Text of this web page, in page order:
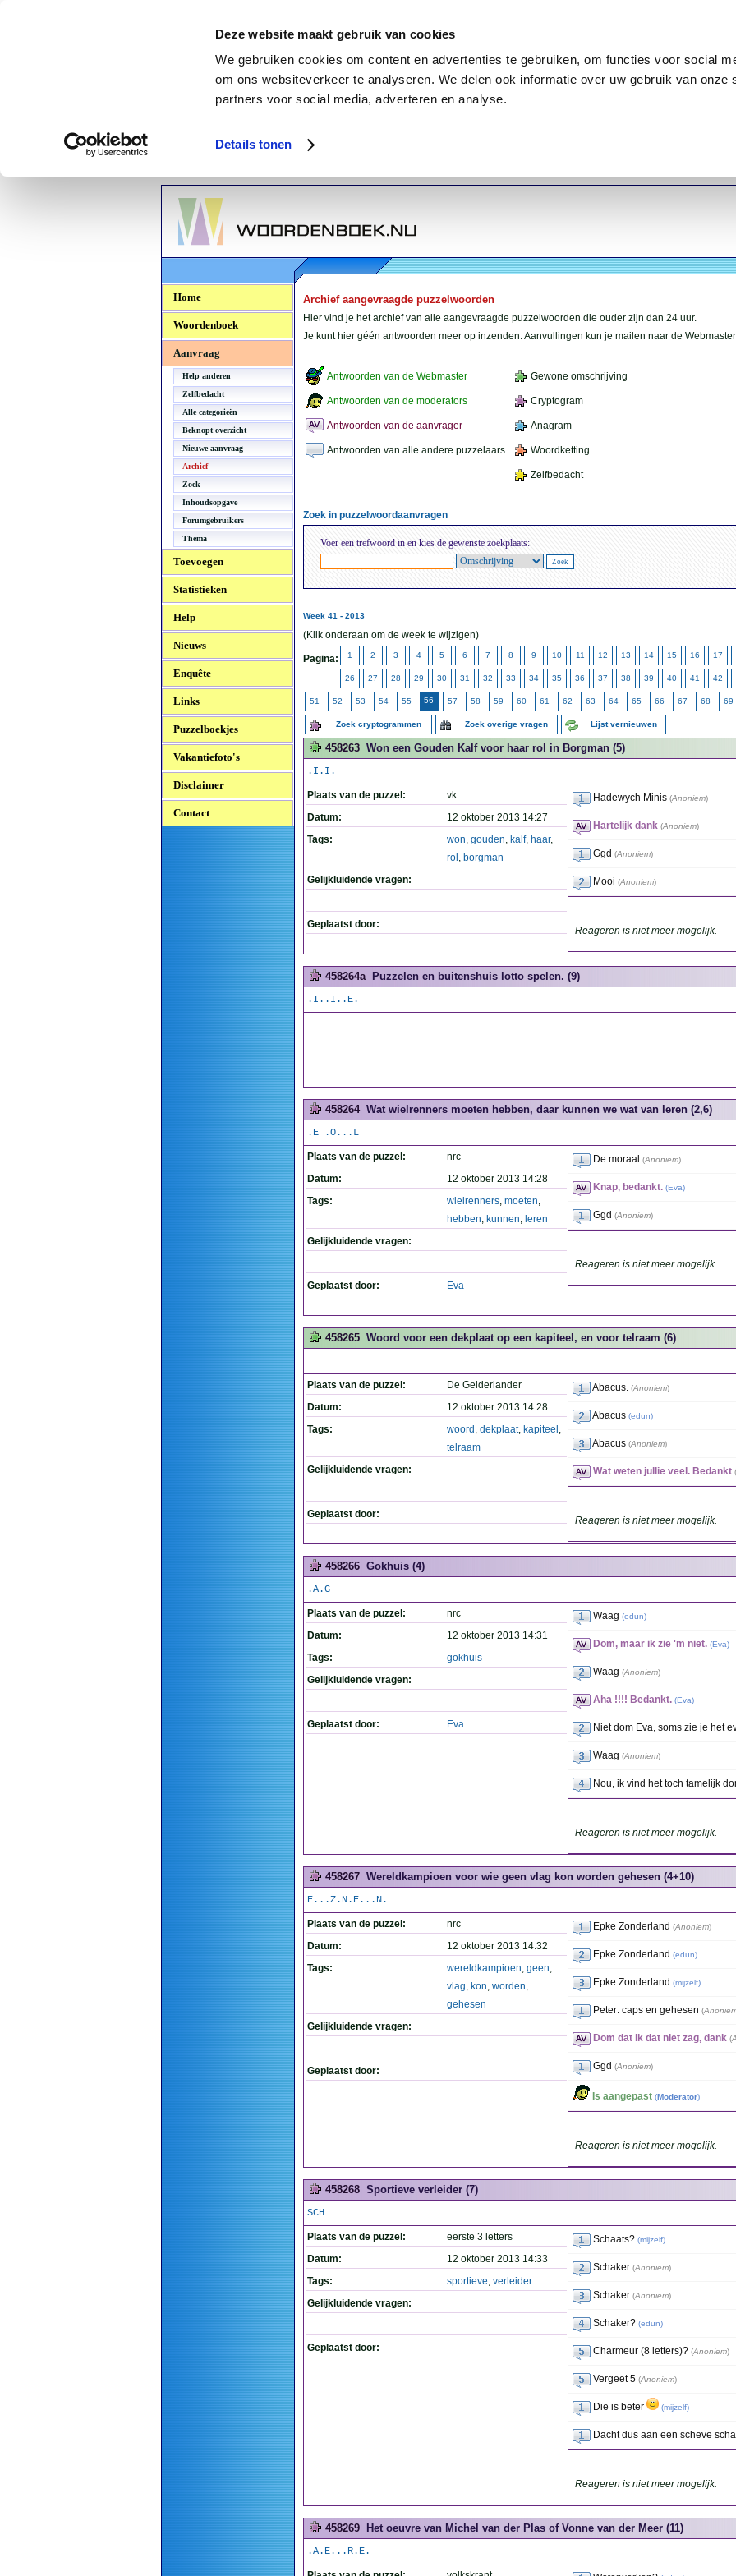
Deze website maakt gebruik van cookies
We gebruiken cookies om content en advertenties te gebruiken, om functies voor social
om ons websiteverkeer te analyseren. We delen ook informatie over uw gebruik van onze
partners voor social media, adverteren en analyse.
Details tonen
Woordenboek.NU
Home
Woordenboek
Aanvraag
Help anderen
Zelfbedacht
Alle categorieën
Beknopt overzicht
Nieuwe aanvraag
Archief
Zoek
Inhoudsopgave
Forumgebruikers
Thema
Toevoegen
Statistieken
Help
Nieuws
Enquête
Links
Puzzelboekjes
Vakantiefoto's
Disclaimer
Contact
Archief aangevraagde puzzelwoorden
Hier vind je het archief van alle aangevraagde puzzelwoorden die ouder zijn dan 24 uur.
Je kunt hier géén antwoorden meer op inzenden. Aanvullingen kun je mailen naar de
Antwoorden van de Webmaster Gewone omschrijving
Antwoorden van de moderators Cryptogram
Antwoorden van de aanvrager Anagram
Antwoorden van alle andere puzzelaars Woordketting
Zelfbedacht
Zoek in puzzelwoordaanvragen
Voer een trefwoord in en kies de gewenste zoekplaats:
Week 41 - 2013
(Klik onderaan om de week te wijzigen)
Pagina: 1 2 3 4 5 6 7 8 9 10 11 12 13 14 15 16 17
26 27 28 29 30 31 32 33 34 35 36 37 38 39 40 41 42
51 52 53 54 55 56 57 58 59 60 61 62 63 64 65 66 67 68 69
Zoek cryptogrammen Zoek overige vragen Lijst vernieuwen
458263 Won een Gouden Kalf voor haar rol in Borgman (5)
.I.I.
Plaats van de puzzel:
vk
Datum:
12 oktober 2013 14:27
Tags:
won, gouden, kalf, haar,
rol , borgman
Gelijkluidende vragen:
Geplaatst door:
Hadewych Minis (Anoniem)
Hartelijk dank (Anoniem)
Ggd (Anoniem)
Mooi (Anoniem)
Reageren is niet meer mogelijk.
458264a Puzzelen en buitenshuis lotto spelen. (9)
.I..I..E.
458264 Wat wielrenners moeten hebben, daar kunnen we wat van leren (2,6)
.E .O...L
Plaats van de puzzel:
nrc
Datum:
12 oktober 2013 14:28
Tags:
wielrenners, moeten,
hebben, kunnen, leren
Gelijkluidende vragen:
Geplaatst door: Eva
De moraal (Anoniem)
Knap, bedankt. (Eva)
Ggd (Anoniem)
Reageren is niet meer mogelijk.
458265 Woord voor een dekplaat op een kapiteel, en voor telraam (6)
Plaats van de puzzel:
De Gelderlander
Datum:
12 oktober 2013 14:28
Tags:
woord , dekplaat, kapiteel ,
telraam
Gelijkluidende vragen:
Geplaatst door:
Abacus. (Anoniem)
Abacus (edun)
Abacus (Anoniem)
Wat weten jullie veel. Bedankt (
Reageren is niet meer mogelijk.
458266 Gokhuis (4)
.A.G
Plaats van de puzzel:
nrc
Datum:
12 oktober 2013 14:31
Tags:
gokhuis
Gelijkluidende vragen:
Geplaatst door: Eva
Waag (edun)
Dom, maar ik zie 'm niet. (Eva)
Waag (Anoniem)
Aha !!!! Bedankt. (Eva)
Niet dom Eva, soms zie je het
Waag (Anoniem)
Nou, ik vind het toch tamelijk
Reageren is niet meer mogelijk.
458267 Wereldkampioen voor wie geen vlag kon worden gehesen (4+10)
E...Z.N.E...N.
Plaats van de puzzel:
nrc
Datum:
12 oktober 2013 14:32
Tags:
wereldkampioen, geen,
vlag, kon, worden,
gehesen
Gelijkluidende vragen:
Geplaatst door:
Epke Zonderland (Anoniem)
Epke Zonderland (edun)
Epke Zonderland (mijzelf)
Peter: caps en gehesen (
Dom dat ik dat niet zag, dank (
Ggd (Anoniem)
Is aangepast (Moderator)
Reageren is niet meer mogelijk.
458268 Sportieve verleider (7)
SCH
Plaats van de puzzel:
eerste 3 letters
Datum:
12 oktober 2013 14:33
Tags:
sportieve, verleider
Gelijkluidende vragen:
Geplaatst door:
Schaats? (mijzelf)
Schaker (Anoniem)
Schaker (Anoniem)
Schaker? (edun)
Charmeur (8 letters)? (Anoniem)
Vergeet 5 (Anoniem)
Die is beter (mijzelf)
Dacht dus aan een scheve
Reageren is niet meer mogelijk.
458269 Het oeuvre van Michel van der Plas of Vonne van der Meer (11)
.A.E...R.E.